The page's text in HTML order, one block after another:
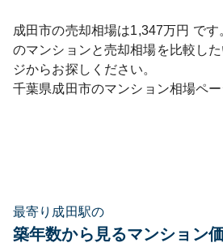
成田市の売却相場は1,347万円 です
のマンションと売却相場を比較し
ジからお探しください。
千葉県成田市のマンション相場ペ
最寄り成田駅の
築年数から見るマンション